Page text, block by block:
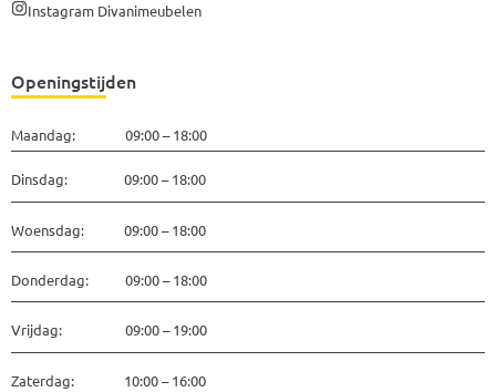
Instagram Divanimeubelen
Openingstijden
Maandag: 09:00 – 18:00
Dinsdag: 09:00 – 18:00
Woensdag: 09:00 – 18:00
Donderdag: 09:00 – 18:00
Vrijdag: 09:00 – 19:00
Zaterdag: 10:00 – 16:00